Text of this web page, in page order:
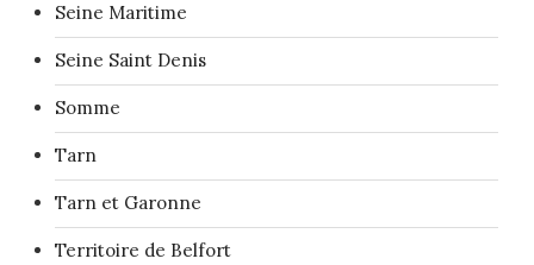
Seine Maritime
Seine Saint Denis
Somme
Tarn
Tarn et Garonne
Territoire de Belfort